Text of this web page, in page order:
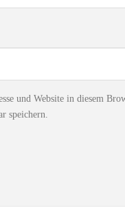
und Website in diesem
speichern.